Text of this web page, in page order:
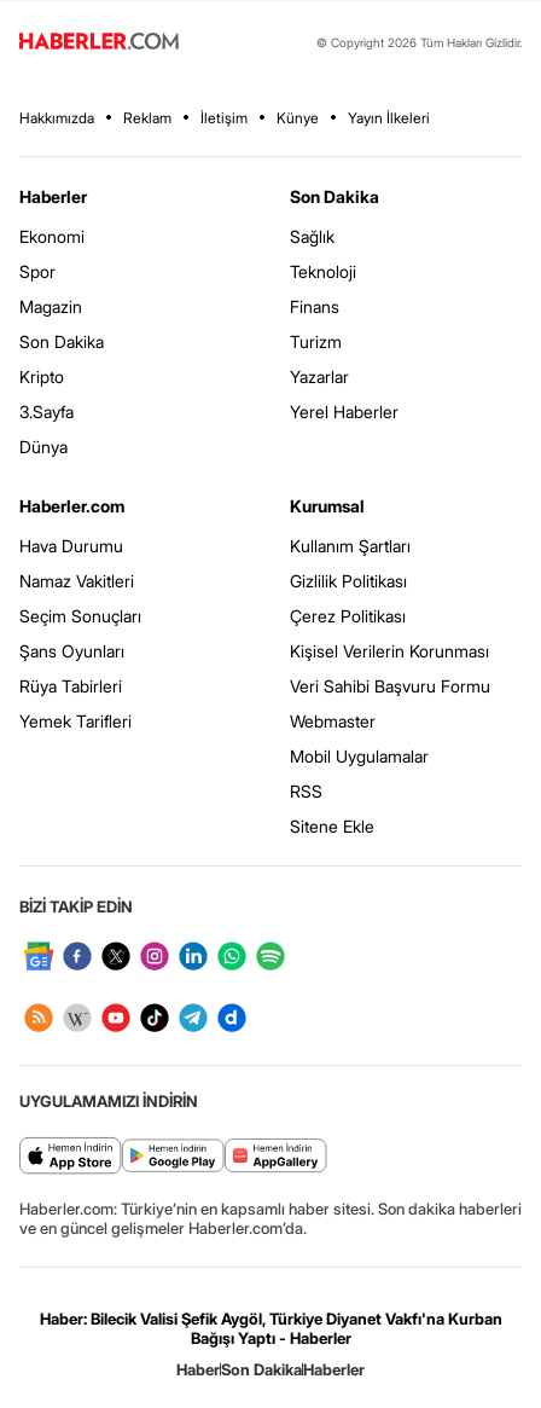
© Copyright 2026 Tüm Hakları Gizlidir.
Hakkımızda Reklam İletişim Künye Yayın İlkeleri
Haberler
Ekonomi
Spor
Magazin
Son Dakika
Kripto
3.Sayfa
Dünya
Son Dakika
Sağlık
Teknoloji
Finans
Turizm
Yazarlar
Yerel Haberler
Haberler.com
Hava Durumu
Namaz Vakitleri
Seçim Sonuçları
Şans Oyunları
Rüya Tabirleri
Yemek Tarifleri
Kurumsal
Kullanım Şartları
Gizlilik Politikası
Çerez Politikası
Kişisel Verilerin Korunması
Veri Sahibi Başvuru Formu
Webmaster
Mobil Uygulamalar
RSS
Sitene Ekle
BİZİ TAKİP EDİN
UYGULAMAMIZI İNDİRİN
Haberler.com: Türkiye’nin en kapsamlı haber sitesi. Son dakika haberleri
ve en güncel gelişmeler Haberler.com’da.
Haber: Bilecik Valisi Şefik Aygöl, Türkiye Diyanet Vakfı'na Kurban
Bağışı Yaptı - Haberler
HaberSon DakikaHaberler